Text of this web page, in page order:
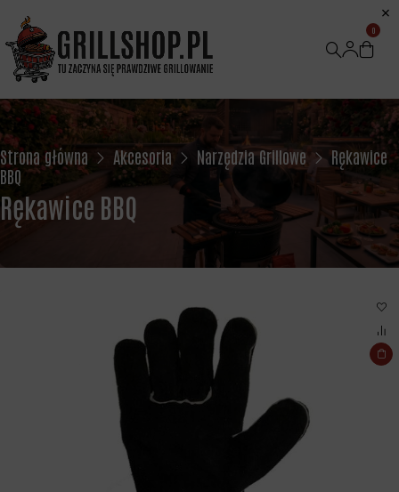
0
Strona główna Akcesoria Narzędzia Grillowe
Rękawice
BBQ
Rękawice BBQ